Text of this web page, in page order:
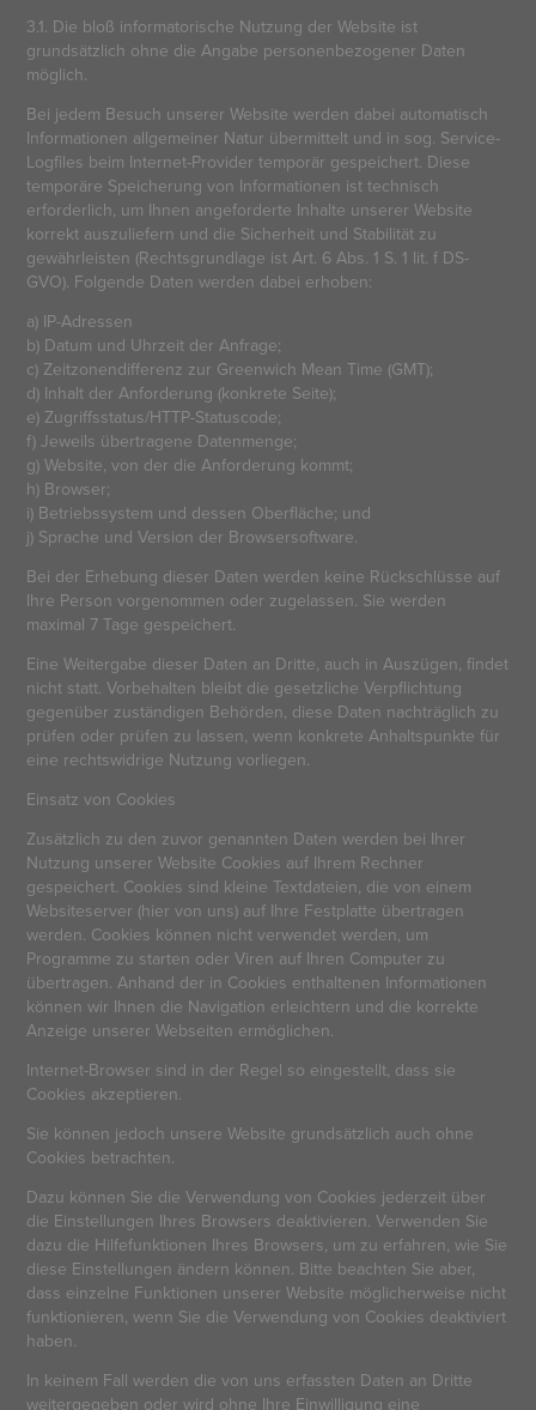
3.1. Die bloß informatorische Nutzung der Website ist
grundsätzlich ohne die Angabe personenbezogener Daten
möglich.
Bei jedem Besuch unserer Website werden dabei automatisch
Informationen allgemeiner Natur übermittelt und in sog. Service-
Logfiles beim Internet-Provider temporär gespeichert. Diese
temporäre Speicherung von Informationen ist technisch
erforderlich, um Ihnen angeforderte Inhalte unserer Website
korrekt auszuliefern und die Sicherheit und Stabilität zu
gewährleisten (Rechtsgrundlage ist Art. 6 Abs. 1 S. 1 lit. f DS-
GVO). Folgende Daten werden dabei erhoben:
a) IP-Adressen
b) Datum und Uhrzeit der Anfrage;
c) Zeitzonendifferenz zur Greenwich Mean Time (GMT);
d) Inhalt der Anforderung (konkrete Seite);
e) Zugriffsstatus/HTTP-Statuscode;
f) Jeweils übertragene Datenmenge;
g) Website, von der die Anforderung kommt;
h) Browser;
i) Betriebssystem und dessen Oberfläche; und
j) Sprache und Version der Browsersoftware.
Bei der Erhebung dieser Daten werden keine Rückschlüsse auf
Ihre Person vorgenommen oder zugelassen. Sie werden
maximal 7 Tage gespeichert.
Eine Weitergabe dieser Daten an Dritte, auch in Auszügen, findet
nicht statt. Vorbehalten bleibt die gesetzliche Verpflichtung
gegenüber zuständigen Behörden, diese Daten nachträglich zu
prüfen oder prüfen zu lassen, wenn konkrete Anhaltspunkte für
eine rechtswidrige Nutzung vorliegen.
Einsatz von Cookies
Zusätzlich zu den zuvor genannten Daten werden bei Ihrer
Nutzung unserer Website Cookies auf Ihrem Rechner
gespeichert. Cookies sind kleine Textdateien, die von einem
Websiteserver (hier von uns) auf Ihre Festplatte übertragen
werden. Cookies können nicht verwendet werden, um
Programme zu starten oder Viren auf Ihren Computer zu
übertragen. Anhand der in Cookies enthaltenen Informationen
können wir Ihnen die Navigation erleichtern und die korrekte
Anzeige unserer Webseiten ermöglichen.
Internet-Browser sind in der Regel so eingestellt, dass sie
Cookies akzeptieren.
Sie können jedoch unsere Website grundsätzlich auch ohne
Cookies betrachten.
Dazu können Sie die Verwendung von Cookies jederzeit über
die Einstellungen Ihres Browsers deaktivieren. Verwenden Sie
dazu die Hilfefunktionen Ihres Browsers, um zu erfahren, wie Sie
diese Einstellungen ändern können. Bitte beachten Sie aber,
dass einzelne Funktionen unserer Website möglicherweise nicht
funktionieren, wenn Sie die Verwendung von Cookies deaktiviert
haben.
In keinem Fall werden die von uns erfassten Daten an Dritte
weitergegeben oder wird ohne Ihre Einwilligung eine